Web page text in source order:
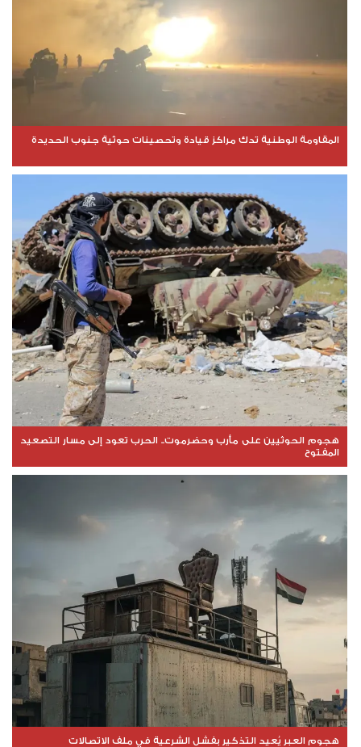
المقاومة الوطنية تدك مراكز قيادة وتحصينات حوثية جنوب الحديدة
هجوم الحوثيين على مأرب وحضرموت.. الحرب تعود إلى مسار التصعيد
المفتوح
هجوم العبر يُعيد التذكير بفشل الشرعية في ملف الاتصالات